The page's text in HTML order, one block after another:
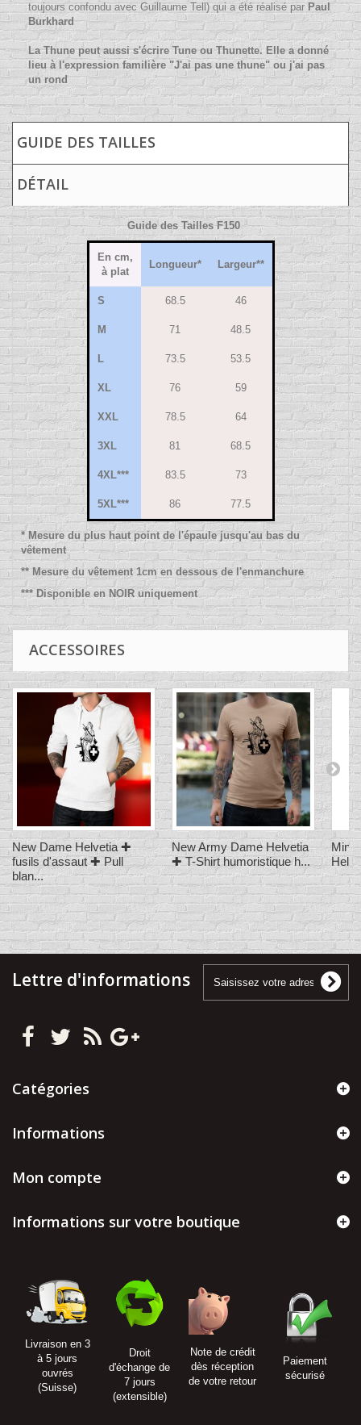
toujours confondu avec Guillaume Tell) qui a été réalisé parPaul
Burkhard
La Thune peut aussi s'écrire Tune ou Thunette. Elle a donné
lieu à l'expression familière "J'ai pas une thune" ou j'ai pas
un rond
GUIDE DES TAILLES
DÉTAIL
Guide des Tailles F150
En cm,
à plat
Longueur* Largeur**
S 68.5 46
M 71 48.5
L 73.5 53.5
XL 76 59
XXL 78.5 64
3XL 81 68.5
4XL*** 83.5 73
5XL*** 86 77.5
* Mesure du plus haut point de l'épaule jusqu'au bas du
vêtement
** Mesure du vêtement 1cm en dessous de l'enmanchure
*** Disponible en NOIR uniquement
ACCESSOIRES
New Dame Helvetia ✚
fusils d'assaut ✚ Pull
blan...
New Army Dame Helvetia
✚ T-Shirt humoristique h...
Mini
Lettre d'informations
Catégories
Informations
Mon compte
Informations sur votre boutique
Livraison en 3
à 5 jours
ouvrés
(Suisse)
Droit
d'échange de
7 jours
(extensible)
Note de crédit
dès réception
de votre retour
Paiement
sécurisé